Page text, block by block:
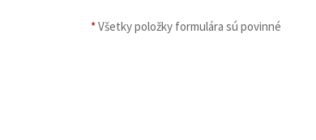
*Všetky položky formulára sú povinné